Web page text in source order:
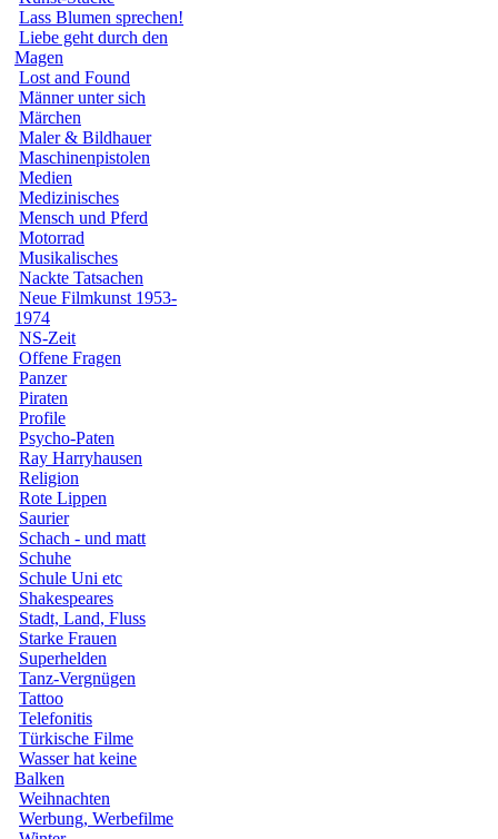
Lass Blumen sprechen!
Liebe geht durch den
Magen
Lost and Found
Männer unter sich
Märchen
Maler & Bildhauer
Maschinenpistolen
Medien
Medizinisches
Mensch und Pferd
Motorrad
Musikalisches
Nackte Tatsachen
Neue Filmkunst 1953-
1974
NS-Zeit
Offene Fragen
Panzer
Piraten
Profile
Psycho-Paten
Ray Harryhausen
Religion
Rote Lippen
Saurier
Schach - und matt
Schuhe
Schule Uni etc
Shakespeares
Stadt, Land, Fluss
Starke Frauen
Superhelden
Tanz-Vergnügen
Tattoo
Telefonitis
Türkische Filme
Wasser hat keine
Balken
Weihnachten
Werbung, Werbefilme